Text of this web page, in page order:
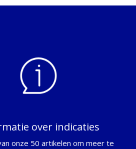
over indicaties
onze 50 artikelen om meer te